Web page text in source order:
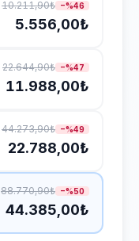
10.211,90₺ −%46
5.556,00₺
22.644,90₺ −%47
11.988,00₺
44.273,90₺ −%49
22.788,00₺
88.770,90₺ −%50
44.385,00₺